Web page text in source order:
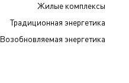
Жилые комплексы
Традиционная энергетика
Возобновляемая энергетика